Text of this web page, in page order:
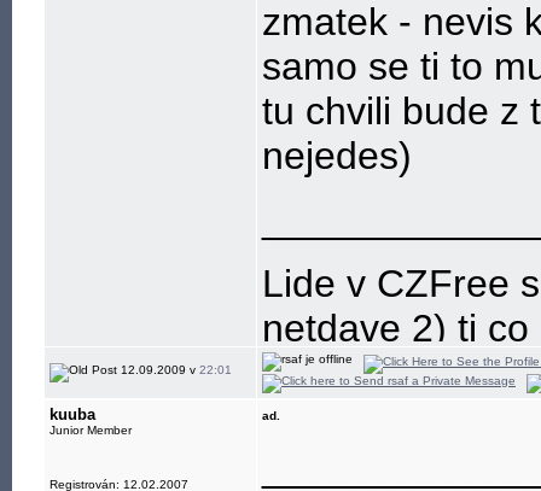
zmatek - nevis
samo se ti to
tu chvili bude z
nejedes)
Lide v CZFree
netdave 2) ti
12.09.2009 v 22:01
kuuba
Junior Member
Registrován: 12.02.2007
ad.